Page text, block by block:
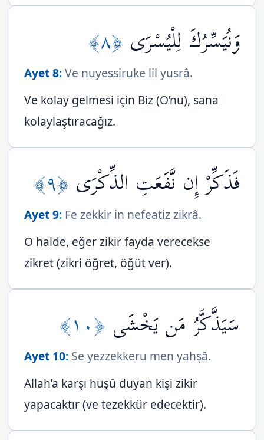
وَنُيَسِّرُكَ لِلْيُسْرَى ﴿٨﴾
Ayet 8:Ve nuyessiruke lil yusrâ.
Ve kolay gelmesi için Biz (O’nu), sana
kolaylaştıracağız.
فَذَكِّرْ إِن نَّفَعَتِ الذِّكْرَى ﴿٩﴾
Ayet 9: Fe zekkir in nefeatiz zikrâ.
O halde, eğer zikir fayda verecekse
zikret (zikri öğret, öğüt ver).
سَيَذَّكَّرُ مَن يَخْشَى ﴿١٠﴾
Ayet 10: Se yezzekkeru men yahşâ.
Allah’a karşı huşû duyan kişi zikir
yapacaktır (ve tezekkür edecektir).